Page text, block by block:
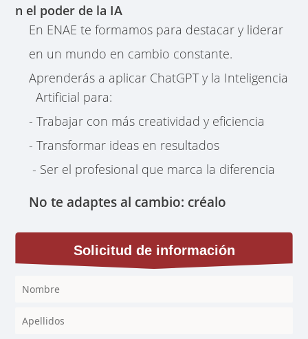
n el poder de la IA
En ENAE te formamos para destacar y liderar
en un mundo en cambio constante.
Aprenderás a aplicar ChatGPT y la Inteligencia
Artificial para:
- Trabajar con más creatividad y eficiencia
- Transformar ideas en resultados
- Ser el profesional que marca la diferencia
No te adaptes al cambio: créalo
Solicitud de información